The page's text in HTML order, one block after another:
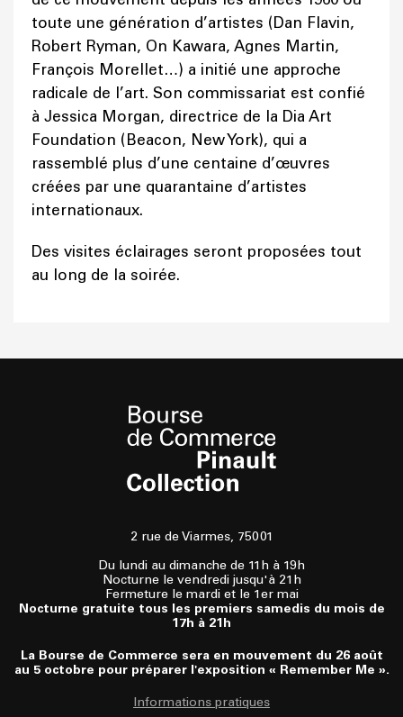
toute une génération d’artistes (Dan Flavin,
Robert Ryman, On Kawara, Agnes Martin,
François Morellet…) a initié une approche
radicale de l’art. Son commissariat est confié
à Jessica Morgan, directrice de la Dia Art
Foundation (Beacon, New York), qui a
rassemblé plus d’une centaine d’œuvres
créées par une quarantaine d’artistes
internationaux.
Des visites éclairages seront proposées tout
au long de la soirée.
2 rue de Viarmes, 75001
Du lundi au dimanche de 11h à 19h
Nocturne le vendredi jusqu'à 21h
Fermeture le mardi et le 1er mai
Nocturne gratuite tous les premiers samedis du mois de
17h à 21h
La Bourse de Commerce sera en mouvement du 26 août
au 5 octobre pour préparer l'exposition « Remember Me ».
Informations pratiques